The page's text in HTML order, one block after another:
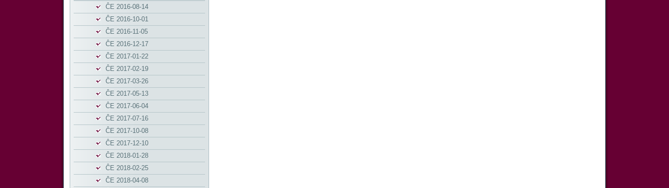
ĈE 2016-08-14
ĈE 2016-10-01
ĈE 2016-11-05
ĈE 2016-12-17
ĈE 2017-01-22
ĈE 2017-02-19
ĈE 2017-03-26
ĈE 2017-05-13
ĈE 2017-06-04
ĈE 2017-07-16
ĈE 2017-10-08
ĈE 2017-12-10
ĈE 2018-01-28
ĈE 2018-02-25
ĈE 2018-04-08